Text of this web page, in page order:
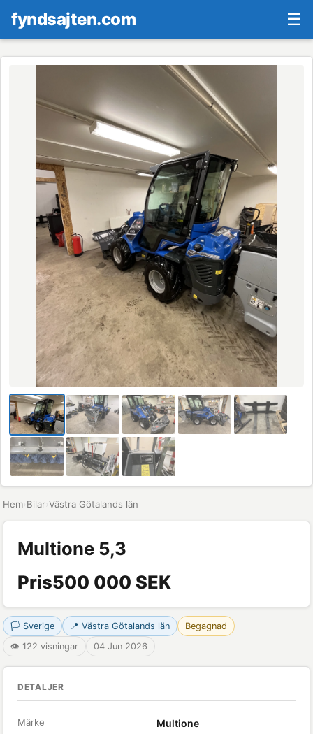
fyndsajten.com ☰
Hem Bilar Västra Götalands län
Multione 5,3
Pris500 000 SEK
🏳 Sverige 📍 Västra Götalands län
Begagnad
👁 122 visningar
04 Jun 2026
DETALJER
Märke Multione